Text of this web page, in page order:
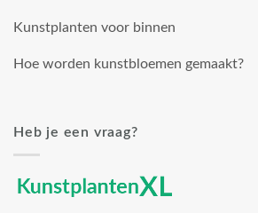
Kunstplanten voor binnen
Hoe worden kunstbloemen gemaakt?
Heb je een vraag?